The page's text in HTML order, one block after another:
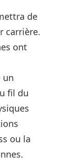
de
carrière.
ont
un
fil du
ou la